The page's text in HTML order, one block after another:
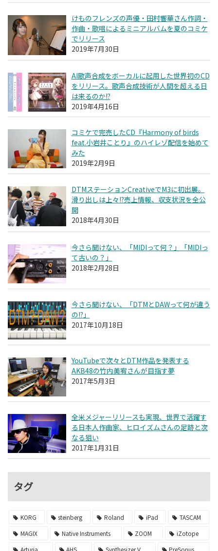
けものフレンズの声優・田村響華さん作詞・
作曲・歌唱によるミニアルバムを夏のコミケ
でリリース
2019年7月30日
AI歌声合成をボーカルに起用した世界初のCD
をリリース。歌声合成技術が人間を超える日
は来るのか!?
2019年4月16日
コミケで完売したCD『Harmony of birds
feat.小岩井ことり』のハイレゾ配信を始めて
みた
2019年2月9日
DTMステーションCreativeでM3に初出展。
滑り出しは上々!?売上情報、収支状況を全公
開
2018年4月30日
今さら聞けない、「MIDIって何？」「MIDIっ
て古いの？」
2018年2月28日
今さら聞けない、「DTMとDAWって何が違う
の!?」
2017年10月18日
YouTubeで次々とDTM作品を発表する
AKB48の竹内美宥さんが目指す夢
2017年5月3日
全米メジャーリリースも実現、世界で活躍す
る日本人作曲家、ヒロイズムさんの足跡と次
なる狙い
2017年1月31日
タグ
KORG steinberg Roland iPad
TASCAM
MAGIX
Native Instruments ZOOM
iZotope
Arturia
AHS Synthesizer V
PreSonus